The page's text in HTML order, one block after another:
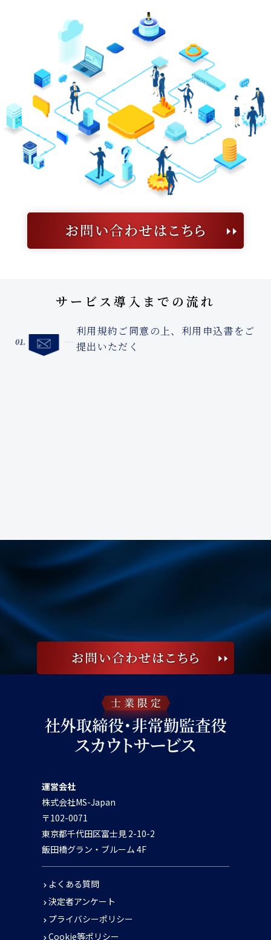
サービス導入までの流れ
利用規約ご同意の上、利用申込書をご
提出いただく
運営会社
株式会社MS-Japan
〒102-0071
東京都千代田区富士見 2-10-2
飯田橋グラン・ブルーム 4F
よくある質問
決定者アンケート
プライバシーポリシー
Cookie等ポリシー